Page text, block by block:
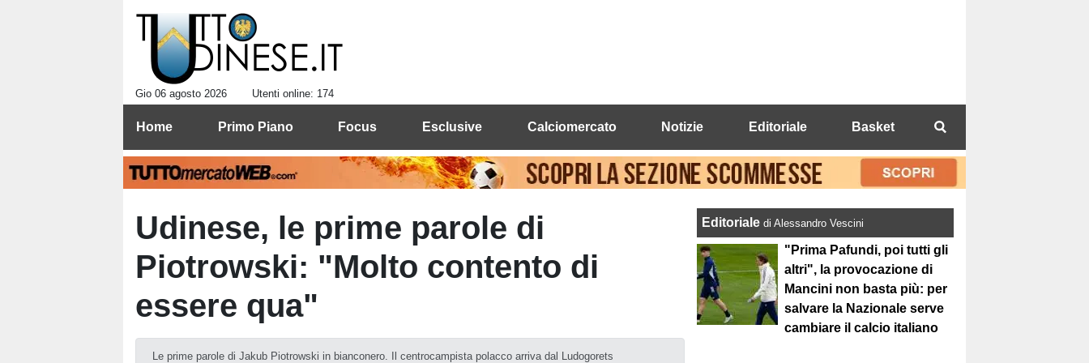
Gio 06 agosto 2026 Utenti online: 174
Home Primo Piano Focus Esclusive Calciomercato Notizie Editoriale Basket
Udinese, le prime parole di
Piotrowski: "Molto contento di
essere qua"
Le prime parole di Jakub Piotrowski in bianconero. Il centrocampista polacco arriva dal Ludogorets
Editorialedi Alessandro Vescini
"Prima Pafundi, poi tutti gli
altri", la provocazione di
Mancini non basta più: per
salvare la Nazionale serve
cambiare il calcio italiano